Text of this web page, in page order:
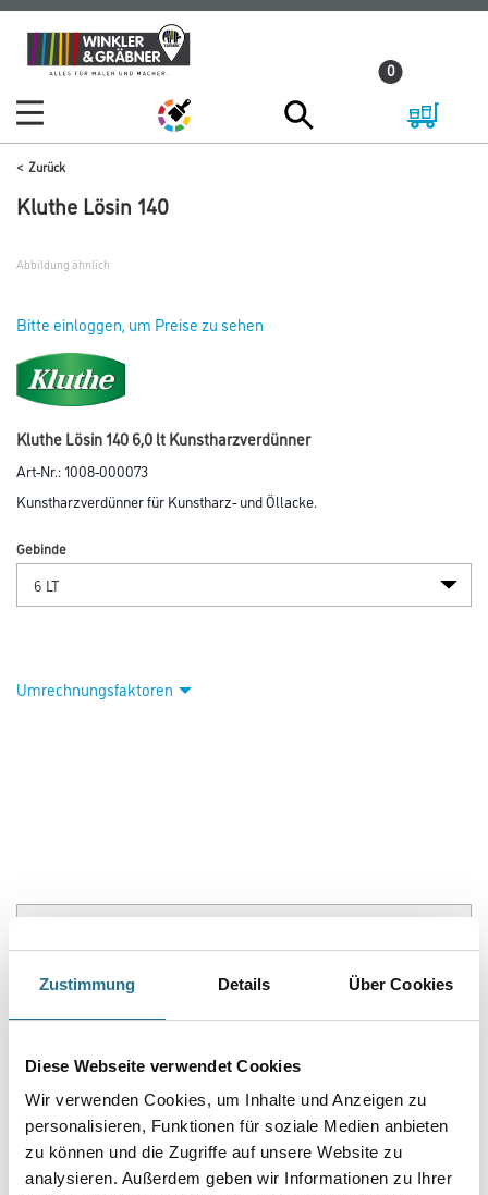
Zustimmung Details Über Cookies
Diese Webseite verwendet Cookies
Wir verwenden Cookies, um Inhalte und Anzeigen zu
personalisieren, Funktionen für soziale Medien anbieten
zu können und die Zugriffe auf unsere Website zu
analysieren. Außerdem geben wir Informationen zu Ihrer
Zum
Inhalt
Zum
Navigationsmenü
0
Zurück
Kluthe Lösin 140
Abbildung ähnlich
Bitte einloggen, um Preise zu sehen
Kluthe Lösin 140 6,0 lt Kunstharzverdünner
Art-Nr.:1008-000073
Kunstharzverdünner für Kunstharz- und Öllacke.
Gebinde
Umrechnungsfaktoren
Produkteigenschaft
Verarbeitungstemp./Luftfeuchte
Nicht bei extrem hoher Luftfeuchtigkeit (Nebelnässe), Regen oder
bei
direkter Sonneneinstrahlung verarbeiten. Vorsicht bei Gefahr von
Nachtfrost.